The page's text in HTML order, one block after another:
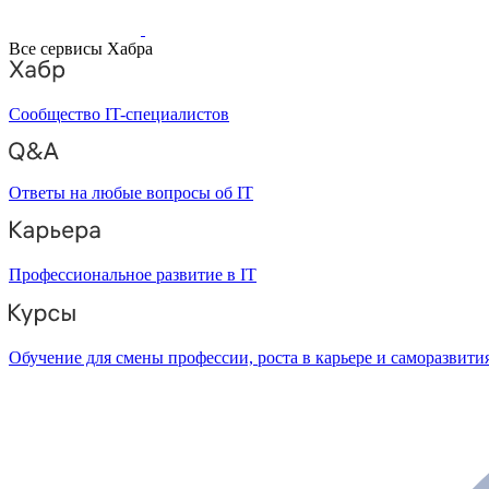
Все сервисы Хабра
Сообщество IT-специалистов
Ответы на любые вопросы об IT
Профессиональное развитие в IT
Обучение для смены профессии, роста в карьере и